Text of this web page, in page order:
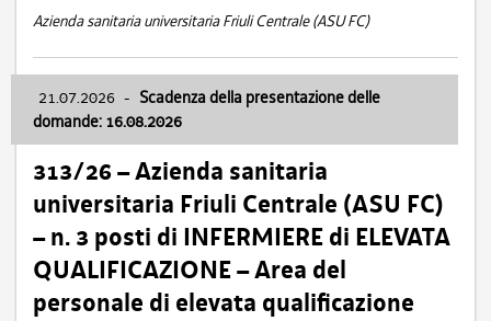
Azienda sanitaria universitaria Friuli Centrale (ASU FC)
21.07.2026 - Scadenza della presentazione delle
domande: 16.08.2026
313/26 – Azienda sanitaria
universitaria Friuli Centrale (ASU FC)
– n. 3 posti di INFERMIERE di ELEVATA
QUALIFICAZIONE – Area del
personale di elevata qualificazione